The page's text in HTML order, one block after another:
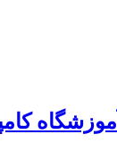
آموزشگاه